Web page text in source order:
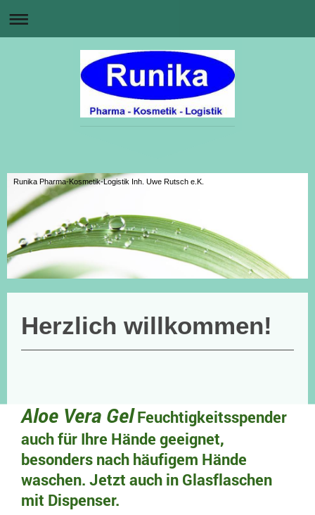
Runika Pharma-Kosmetik-Logistik Inh. Uwe Rutsch e.K.
Herzlich willkommen!
Aloe Vera GelFeuchtigkeitsspender
auch für Ihre Hände geeignet,
besonders nach häufigem Hände
waschen. Jetzt auch in Glasflaschen
mit Dispenser.